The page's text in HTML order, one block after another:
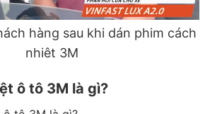
hàng sau khi dán phim cách
nhiêt 3M
ô tô 3M là gì?